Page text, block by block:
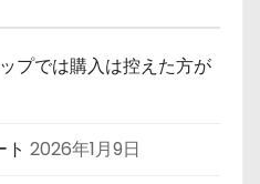
プでは購入は控えた方が
2026年1月9日